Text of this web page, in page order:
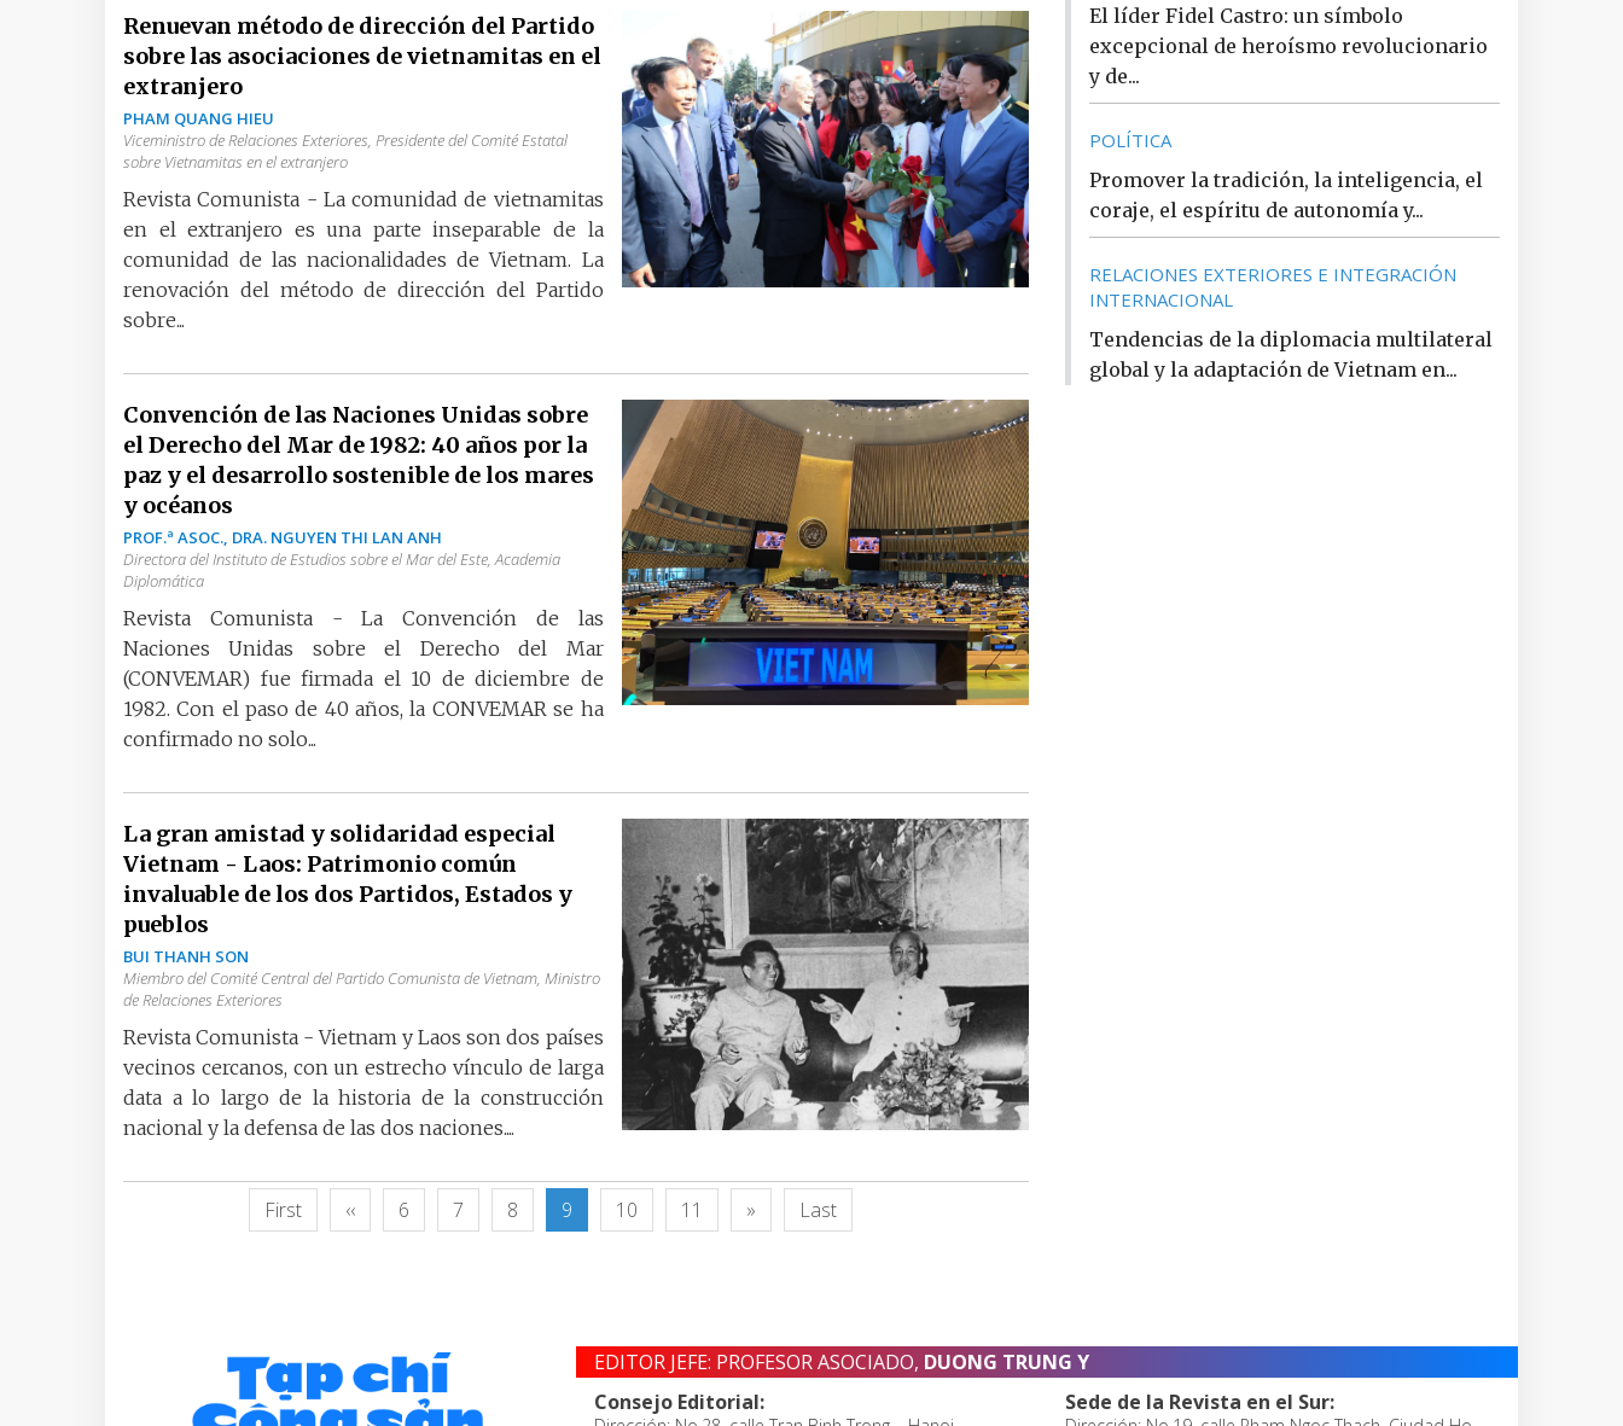
Renuevan método de dirección del Partido
sobre las asociaciones de vietnamitas en el
extranjero
PHAM QUANG HIEU
Viceministro de Relaciones Exteriores, Presidente del Comité Estatal
sobre Vietnamitas en el extranjero
Revista Comunista - La comunidad de vietnamitas
en el extranjero es una parte inseparable de la
comunidad de las nacionalidades de Vietnam. La
renovación del método de dirección del Partido
sobre...
Convención de las Naciones Unidas sobre
el Derecho del Mar de 1982: 40 años por la
paz y el desarrollo sostenible de los mares
y océanos
PROF.ª ASOC., DRA. NGUYEN THI LAN ANH
Directora del Instituto de Estudios sobre el Mar del Este, Academia
Diplomática
Revista Comunista - La Convención de las
Naciones Unidas sobre el Derecho del Mar
(CONVEMAR) fue firmada el 10 de diciembre de
1982. Con el paso de 40 años, la CONVEMAR se ha
confirmado no solo...
La gran amistad y solidaridad especial
Vietnam - Laos: Patrimonio común
invaluable de los dos Partidos, Estados y
pueblos
BUI THANH SON
Miembro del Comité Central del Partido Comunista de Vietnam, Ministro
de Relaciones Exteriores
Revista Comunista - Vietnam y Laos son dos países
vecinos cercanos, con un estrecho vínculo de larga
data a lo largo de la historia de la construcción
nacional y la defensa de las dos naciones....
First ‹‹ 6 7 8 9 10 11 » Last
El líder Fidel Castro: un símbolo
excepcional de heroísmo revolucionario
y de...
POLÍTICA
Promover la tradición, la inteligencia, el
coraje, el espíritu de autonomía y...
RELACIONES EXTERIORES E INTEGRACIÓN
INTERNACIONAL
Tendencias de la diplomacia multilateral
global y la adaptación de Vietnam en...
EDITOR JEFE: PROFESOR ASOCIADO, DUONG TRUNG Y
Consejo Editorial:
Sede de la Revista en el Sur: